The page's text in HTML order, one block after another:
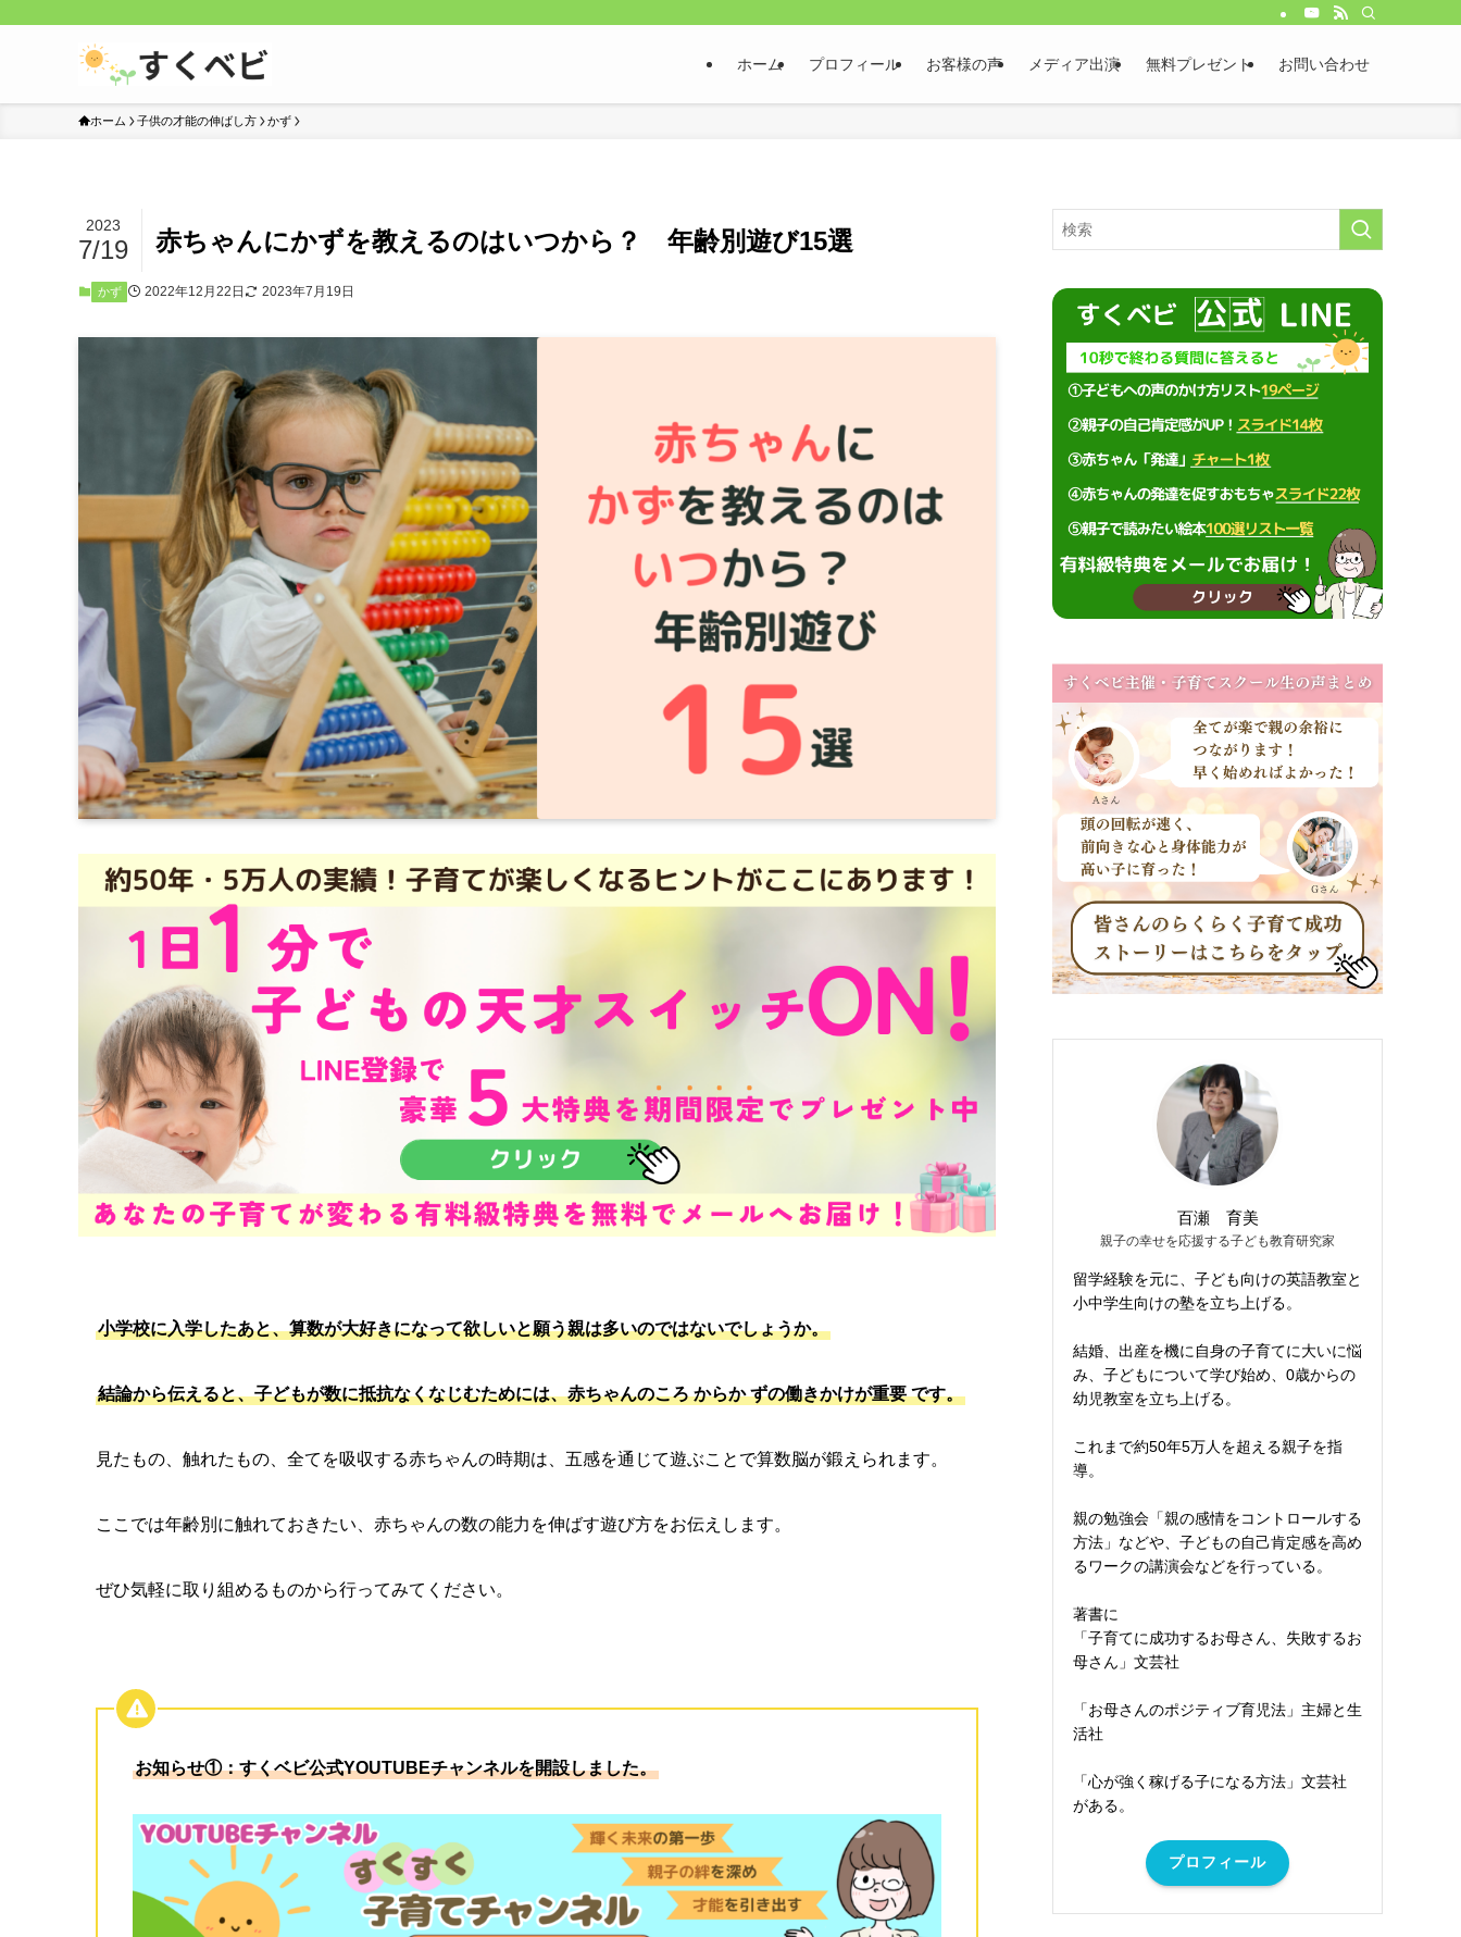
ホーム プロフィール お客様の声 メディア出演 無料プレゼント お問い合わせ
ホーム 子供の才能の伸ばし方 かず
赤ちゃんにかずを教えるのはいつから？ 年齢別遊び15選
2023
7/19
かず 2022年12月22日 2023年7月19日
小学校に入学したあと、算数が大好きになって欲しいと願う親は多いのではないでしょうか。
結論から伝えると、子どもが数に抵抗なくなじむためには、赤ちゃんのころ からか ずの働きかけが重要 です。
見たもの、触れたもの、全てを吸収する赤ちゃんの時期は、五感を通じて遊ぶことで算数脳が鍛えられます。
ここでは年齢別に触れておきたい、赤ちゃんの数の能力を伸ばす遊び方をお伝えします。
ぜひ気軽に取り組めるものから行ってみてください。
お知らせ①：すくベビ公式YOUTUBEチャンネルを開設しました。
百瀬 育美
親子の幸せを応援する子ども教育研究家
留学経験を元に、子ども向けの英語教室と
小中学生向けの塾を立ち上げる。
結婚、出産を機に自身の子育てに大いに悩
み、子どもについて学び始め、0歳からの
幼児教室を立ち上げる。
これまで約50年5万人を超える親子を指
導。
親の勉強会「親の感情をコントロールする
方法」などや、子どもの自己肯定感を高め
るワークの講演会などを行っている。
著書に
「子育てに成功するお母さん、失敗するお
母さん」文芸社
「お母さんのポジティブ育児法」主婦と生
活社
「心が強く稼げる子になる方法」文芸社
がある。
プロフィール